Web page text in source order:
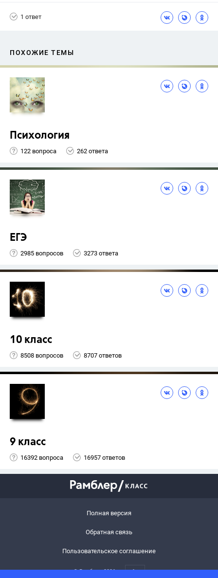
1 ответ
ПОХОЖИЕ ТЕМЫ
Психология
122 вопроса 262 ответа
ЕГЭ
2985 вопросов 3273 ответа
10 класс
8508 вопросов 8707 ответов
9 класс
16392 вопроса 16957 ответов
Полная версия
Обратная связь
Пользовательское соглашение
© Рамблер,2026 6+